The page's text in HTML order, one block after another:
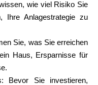
wie viel Risiko Sie
Ihre Anlagestrategie zu
Sie, was Sie erreichen
Haus, Ersparnisse für
Bevor Sie investieren,